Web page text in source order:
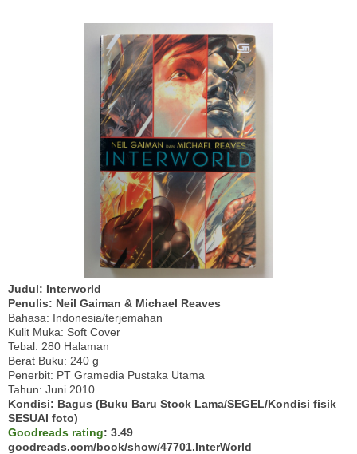
Judul: Interworld
Penulis: Neil Gaiman & Michael Reaves
Bahasa: Indonesia/terjemahan
Kulit Muka: Soft Cover
Tebal: 280 Halaman
Berat Buku: 240 g
Penerbit: PT Gramedia Pustaka Utama
Tahun: Juni 2010
Kondisi: Bagus (Buku Baru Stock Lama/SEGEL/Kondisi fisik
SESUAI foto)
Goodreads rating: 3.49
goodreads.com/book/show/47701.InterWorld